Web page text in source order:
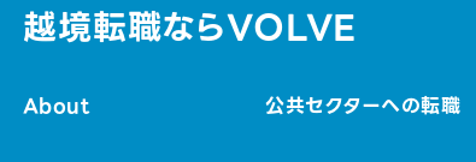
越境転職ならVOLVE
About 公共セクターへの転職